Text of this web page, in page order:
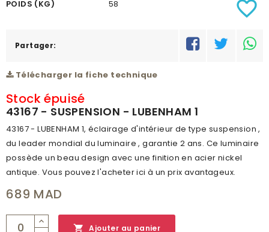
POIDS (KG)
58
Partager:
Télécharger la fiche technique
Stock épuisé
43167 - SUSPENSION - LUBENHAM 1
43167 - LUBENHAM 1, éclairage d'intérieur de type suspension ,
du leader mondial du luminaire , garantie 2 ans. Ce luminaire
possède un beau design avec une finition en acier nickel
antique. Vous pouvez l'acheter ici à un prix avantageux.
favorite_border
689 MAD
 Ajouter au panier